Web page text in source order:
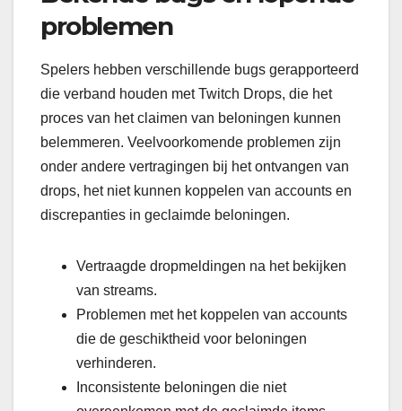
problemen
Spelers hebben verschillende bugs gerapporteerd
die verband houden met Twitch Drops, die het
proces van het claimen van beloningen kunnen
belemmeren. Veelvoorkomende problemen zijn
onder andere vertragingen bij het ontvangen van
drops, het niet kunnen koppelen van accounts en
discrepanties in geclaimde beloningen.
Vertraagde dropmeldingen na het bekijken
van streams.
Problemen met het koppelen van accounts
die de geschiktheid voor beloningen
verhinderen.
Inconsistente beloningen die niet